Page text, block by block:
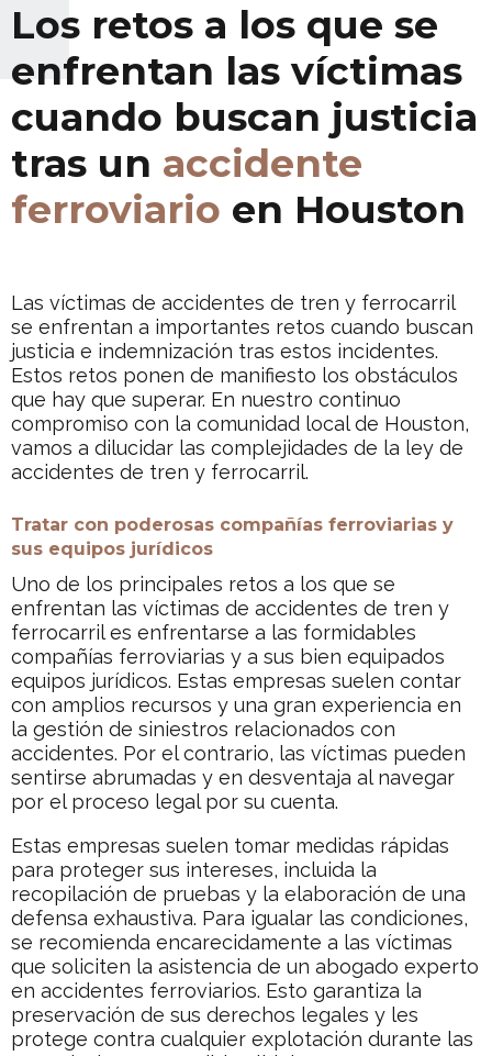
Los retos a los que se
enfrentan las víctimas
cuando buscan justicia
tras un accidente
ferroviario en Houston
Las víctimas de accidentes de tren y ferrocarril
se enfrentan a importantes retos cuando buscan
justicia e indemnización tras estos incidentes.
Estos retos ponen de manifiesto los obstáculos
que hay que superar. En nuestro continuo
compromiso con la comunidad local de Houston,
vamos a dilucidar las complejidades de la ley de
accidentes de tren y ferrocarril.
Tratar con poderosas compañías ferroviarias y
sus equipos jurídicos
Uno de los principales retos a los que se
enfrentan las víctimas de accidentes de tren y
ferrocarril es enfrentarse a las formidables
compañías ferroviarias y a sus bien equipados
equipos jurídicos. Estas empresas suelen contar
con amplios recursos y una gran experiencia en
la gestión de siniestros relacionados con
accidentes. Por el contrario, las víctimas pueden
sentirse abrumadas y en desventaja al navegar
por el proceso legal por su cuenta.
Estas empresas suelen tomar medidas rápidas
para proteger sus intereses, incluida la
recopilación de pruebas y la elaboración de una
defensa exhaustiva. Para igualar las condiciones,
se recomienda encarecidamente a las víctimas
que soliciten la asistencia de un abogado experto
en accidentes ferroviarios. Esto garantiza la
preservación de sus derechos legales y les
protege contra cualquier explotación durante las